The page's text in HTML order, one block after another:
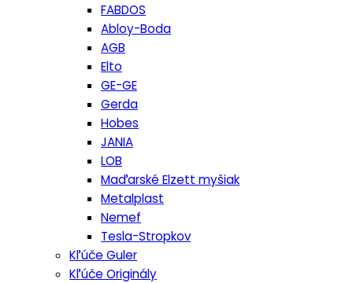
FABDOS
Abloy-Boda
AGB
Elto
GE-GE
Gerda
Hobes
JANIA
LOB
Maďarské Elzett myšiak
Metalplast
Nemef
Tesla-Stropkov
Kľúče Guler
Kľúče Originály